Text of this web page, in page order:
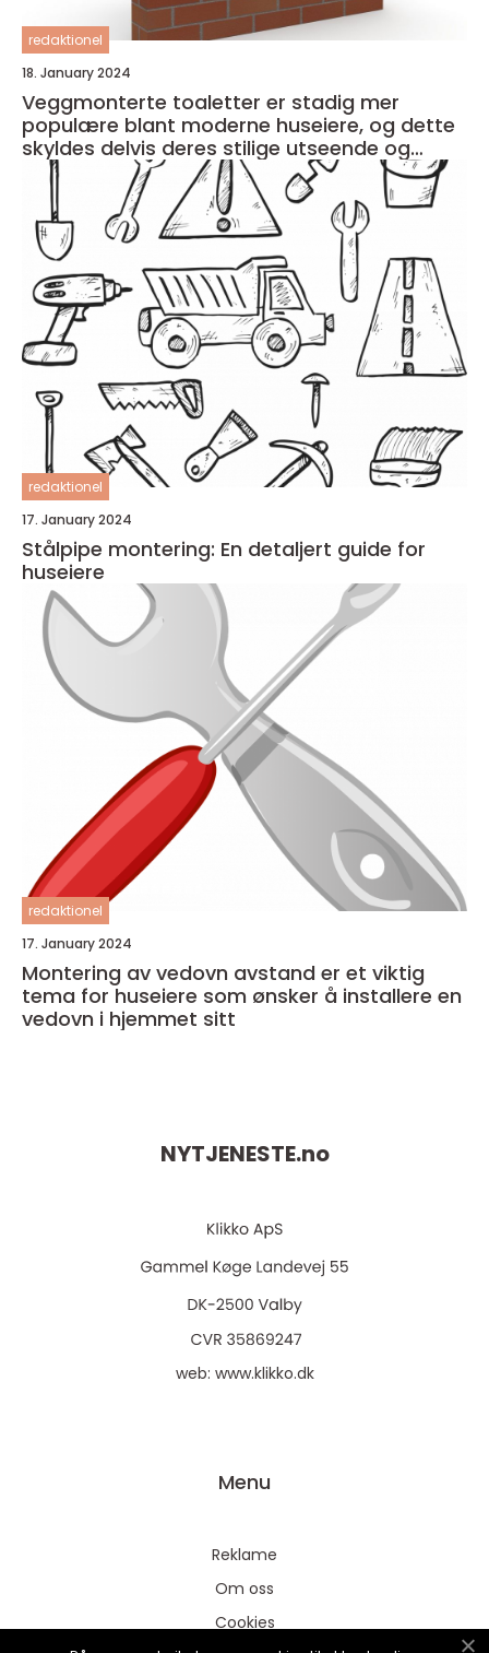
redaktionel
18. January 2024
Veggmonterte toaletter er stadig mer
populære blant moderne huseiere, og dette
skyldes delvis deres stilige utseende og
plassbesparende design
redaktionel
17. January 2024
Stålpipe montering: En detaljert guide for
huseiere
redaktionel
17. January 2024
Montering av vedovn avstand er et viktig
tema for huseiere som ønsker å installere en
vedovn i hjemmet sitt
NYTJENESTE.no
web: www.klikko.dk
Menu
Reklame
Om oss
Cookies